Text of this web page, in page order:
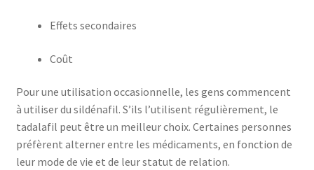
Effets secondaires
Coût
Pour une utilisation occasionnelle, les gens commencent
à utiliser du sildénafil. S’ils l’utilisent régulièrement, le
tadalafil peut être un meilleur choix. Certaines personnes
préfèrent alterner entre les médicaments, en fonction de
leur mode de vie et de leur statut de relation.